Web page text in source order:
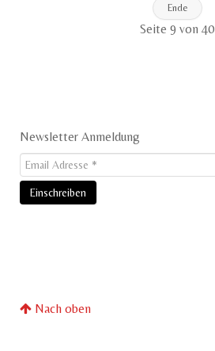
Ende
Seite 9 von 40
Newsletter Anmeldung
Nach oben